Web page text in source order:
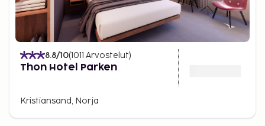
8.8/10(1011 Arvostelut)
Thon Hotel Parken
Kristiansand, Norja